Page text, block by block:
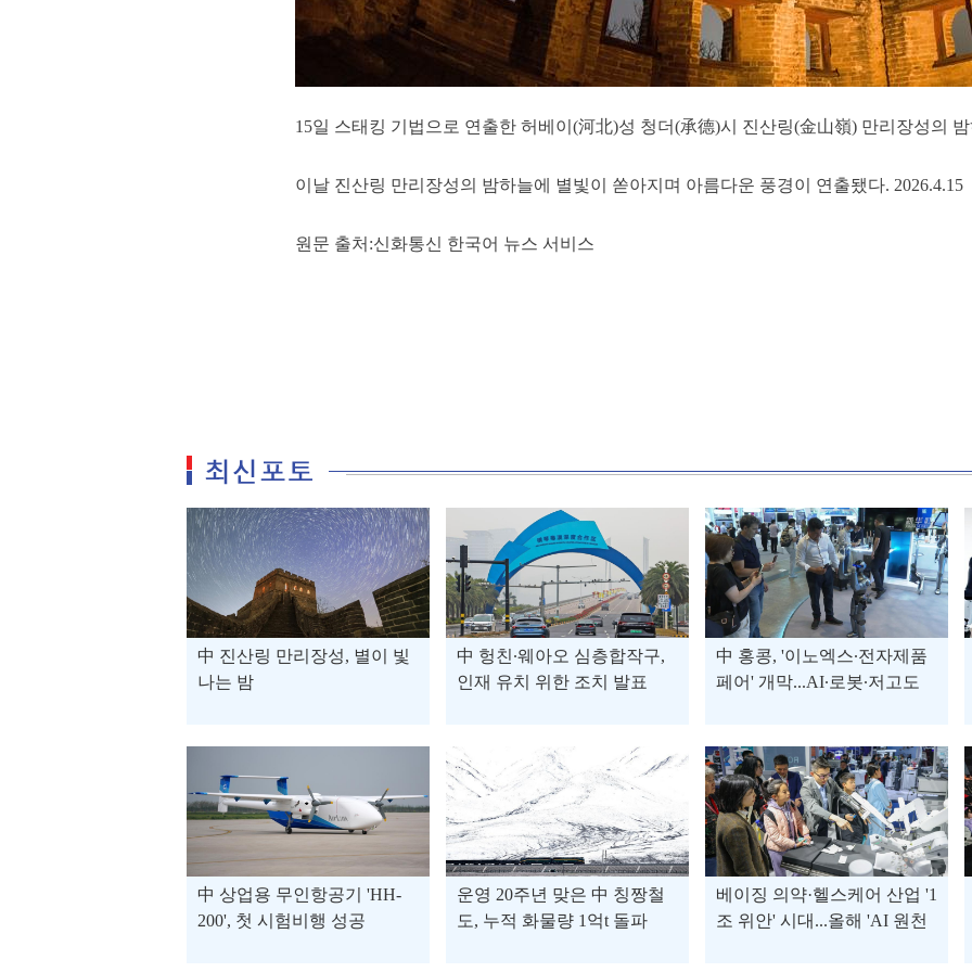
15일 스태킹 기법으로 연출한 허베이(河北)성 청더(承德)시 진산링(金山嶺) 만리장성의
이날 진산링 만리장성의 밤하늘에 별빛이 쏟아지며 아름다운 풍경이 연출됐다. 2026.4.15
원문 출처:신화통신 한국어 뉴스 서비스
中 진산링 만리장성, 별이 빛
나는 밤
中 헝친∙웨아오 심층합작구,
인재 유치 위한 조치 발표
中 홍콩, '이노엑스∙전자제품
페어' 개막...AI∙로봇∙저고도
中 상업용 무인항공기 'HH-
200', 첫 시험비행 성공
운영 20주년 맞은 中 칭짱철
도, 누적 화물량 1억t 돌파
베이징 의약·헬스케어 산업 '1
조 위안' 시대...올해 'AI 원천